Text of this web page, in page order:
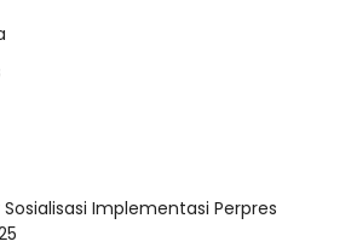
Sosialisasi Implementasi Perpres